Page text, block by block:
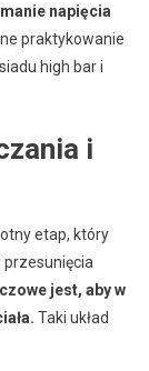
napięcia
praktykowanie
high bar i
i
etap, który
jest, aby w
Taki układ